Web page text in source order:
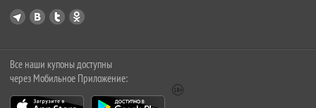
Все наши купоны доступны
через Мобильное Приложение: